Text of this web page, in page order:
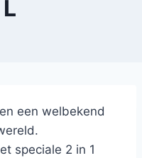
een welbekend
speciale 2 in 1